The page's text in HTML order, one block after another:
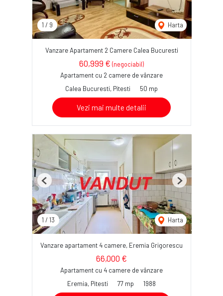
1 / 9 Harta
Vanzare Apartament 2 Camere Calea Bucuresti
60,999 € (negociabil)
Apartament cu 2 camere de vânzare
Calea Bucuresti, Pitesti
50 mp
Vezi mai multe detalii
1 / 13 Harta
Previous Next
Vanzare apartament 4 camere, Eremia Grigorescu
66,000 €
Apartament cu 4 camere de vânzare
Eremia, Pitesti
77 mp 1988